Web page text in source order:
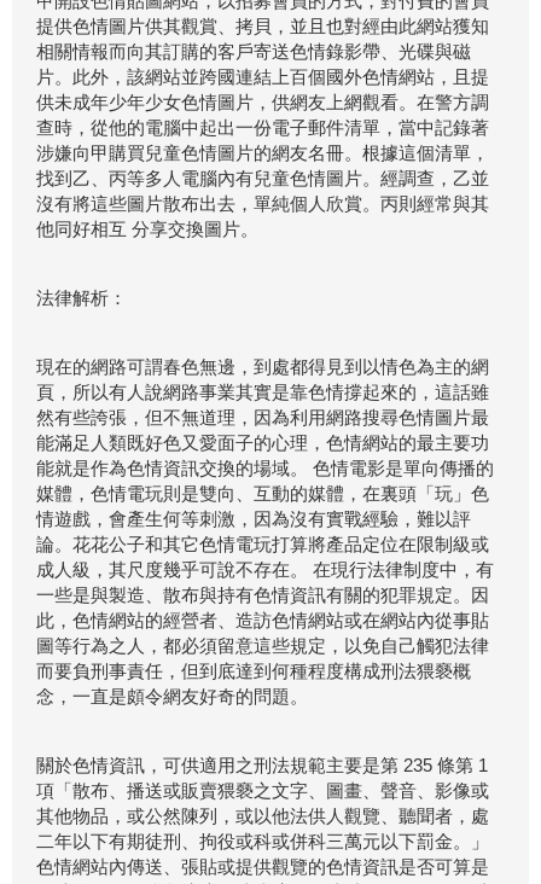
提供色情圖片供其觀賞、拷貝，並且也對經由此網站獲知
相關情報而向其訂購的客戶寄送色情錄影帶、光碟與磁
片。此外，該網站並跨國連結上百個國外色情網站，且提
供未成年少年少女色情圖片，供網友上網觀看。在警方調
查時，從他的電腦中起出一份電子郵件清單，當中記錄著
涉嫌向甲購買兒童色情圖片的網友名冊。根據這個清單，
找到乙、丙等多人電腦內有兒童色情圖片。經調查，乙並
沒有將這些圖片散布出去，單純個人欣賞。丙則經常與其
他同好相互 分享交換圖片。
法律解析：
現在的網路可謂春色無邊，到處都得見到以情色為主的網
頁，所以有人說網路事業其實是靠色情撐起來的，這話雖
然有些誇張，但不無道理，因為利用網路搜尋色情圖片最
能滿足人類既好色又愛面子的心理，色情網站的最主要功
能就是作為色情資訊交換的場域。 色情電影是單向傳播的
媒體，色情電玩則是雙向、互動的媒體，在裏頭「玩」色
情遊戲，會產生何等刺激，因為沒有實戰經驗，難以評
論。花花公子和其它色情電玩打算將產品定位在限制級或
成人級，其尺度幾乎可說不存在。 在現行法律制度中，有
一些是與製造、散布與持有色情資訊有關的犯罪規定。因
此，色情網站的經營者、造訪色情網站或在網站內從事貼
圖等行為之人，都必須留意這些規定，以免自己觸犯法律
而要負刑事責任，但到底達到何種程度構成刑法猥褻概
念，一直是頗令網友好奇的問題。
關於色情資訊，可供適用之刑法規範主要是第 235 條第 1
項「散布、播送或販賣猥褻之文字、圖畫、聲音、影像或
其他物品，或公然陳列，或以他法供人觀覽、聽聞者，處
二年以下有期徒刑、拘役或科或併科三萬元以下罰金。」
色情網站內傳送、張貼或提供觀覽的色情資訊是否可算是